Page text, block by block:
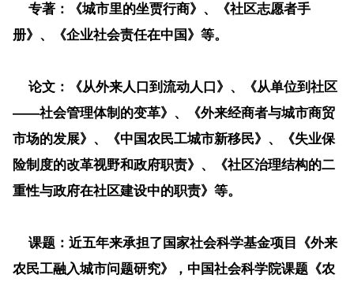
专著：
《城市里的坐贾行商》、《社区志愿者手
册》、《企业社会责任在中国》等。
论文：
《从外来人口到流动人口》、《从单位到社区
——社会管理体制的变革》、《外来经商者与城市商贸
市场的发展》、《中国农民工城市新移民》、《失业保
险制度的改革视野和政府职责》、《社区治理结构的二
重性与政府在社区建设中的职责》等。
课题： 近五年来承担了国家社会科学基金项目《外来
农民工融入城市问题研究》，中国社会科学院课题《农